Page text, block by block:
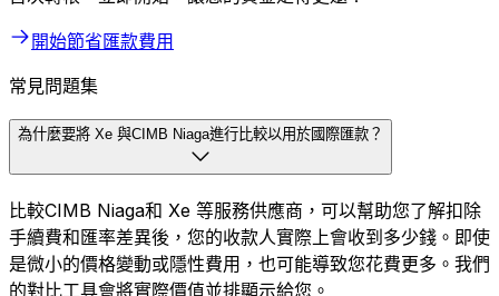
開始節省匯款費用
常見問題集
為什麼要將 Xe 與CIMB Niaga進行比較以用於國際匯款？
比較CIMB Niaga和 Xe 等服務供應商，可以幫助您了解扣除
手續費和匯率差異後，您的收款人實際上會收到多少錢。即使
是微小的價格變動或隱性費用，也可能導致您花費更多。我們
的對比工具會將實際價值並排顯示給您。